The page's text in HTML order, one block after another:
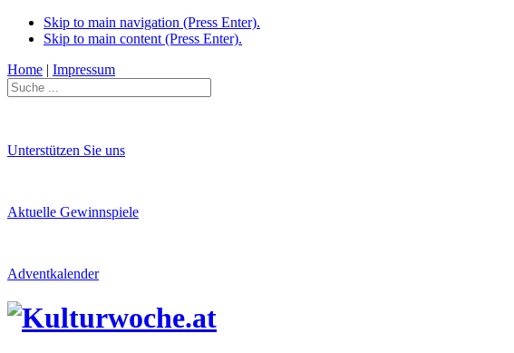
Skip to main navigation (Press Enter).
Skip to main content (Press Enter).
Home | Impressum
Unterstützen Sie uns
Aktuelle Gewinnspiele
Adventkalender